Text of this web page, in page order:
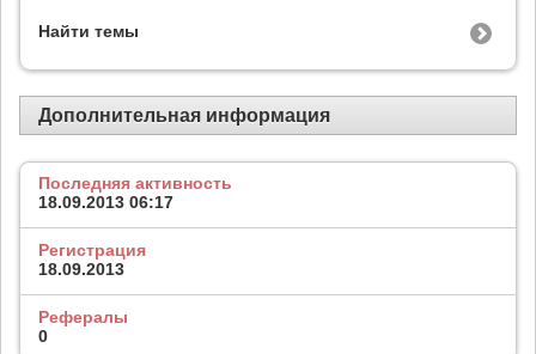
Найти темы
Дополнительная информация
Последняя активность
18.09.2013 06:17
Регистрация
18.09.2013
Рефералы
0